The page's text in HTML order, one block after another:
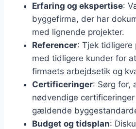
Erfaring og ekspertise:
byggefirma, der har
med lignende projekter.
Referencer: Tjek tidligere
med tidligere kunder for
firmaets arbejdsetik og
Certificeringer: Sørg for,
nødvendige
gældende
Budget og tidsplan: